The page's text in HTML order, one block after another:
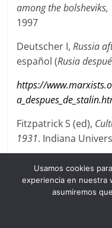
among the
1997
Deutscher I,Russia
español (Rusia
https://
Fitzpatrick S (ed),
1931. Indiana
Graham L,
Science,
the USSR. Columbia
«Science policy in
26 (1988a)
Usamos cookies
experiencia en nuestra
asumiremos